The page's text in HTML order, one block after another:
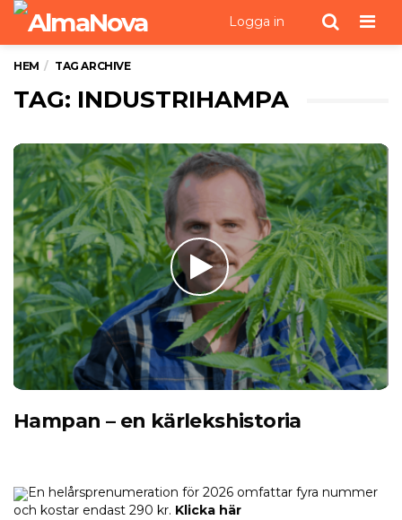
Logga in
HEM TAG ARCHIVE
TAG: INDUSTRIHAMPA
Hampan – en kärlekshistoria
En helårsprenumeration för 2026 omfattar fyra nummer
och kostar endast 290 kr. Klicka här